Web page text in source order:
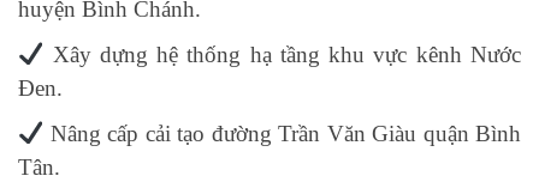
huyện Bình Chánh.
Xây dựng hệ thống hạ tầng khu vực kênh Nước
Đen.
Nâng cấp cải tạo đường Trần Văn Giàu quận Bình
Tân.